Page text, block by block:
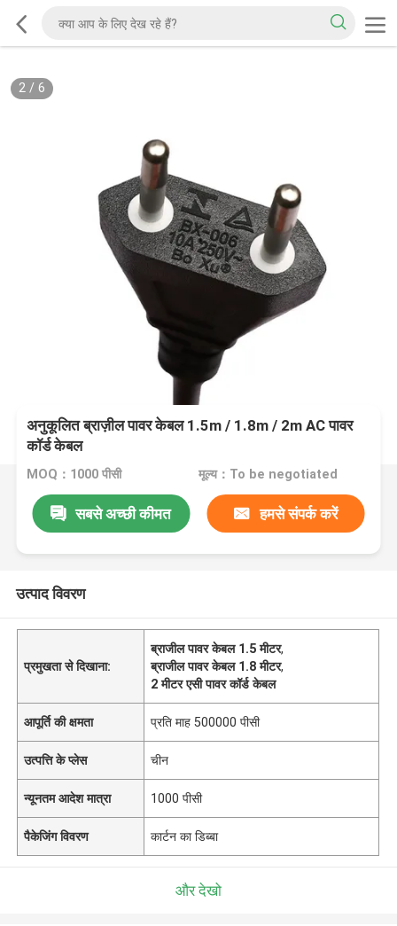
2/ 6
अनुकूलित ब्राज़ील पावर केबल 1.5m / 1.8m / 2m AC पावर
कॉर्ड केबल
MOQ：1000 पीसी मूल्य：To be negotiated
सबसे अच्छी कीमत हमसे संपर्क करें
उत्पाद विवरण
प्रमुखता से दिखाना:
ब्राजील पावर केबल 1.5 मीटर,
ब्राजील पावर केबल 1.8 मीटर,
2 मीटर एसी पावर कॉर्ड केबल
आपूर्ति की क्षमता प्रति माह 500000 पीसी
उत्पत्ति के प्लेस चीन
न्यूनतम आदेश मात्रा 1000 पीसी
पैकेजिंग विवरण कार्टन का डिब्बा
और देखो